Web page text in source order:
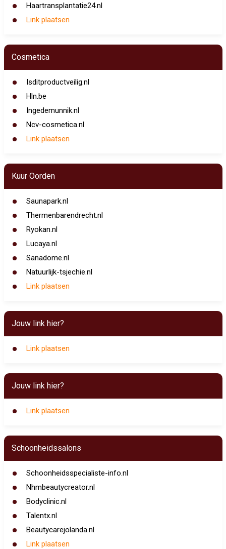
Haartransplantatie24.nl
Link plaatsen
Cosmetica
Isditproductveilig.nl
Hln.be
Ingedemunnik.nl
Ncv-cosmetica.nl
Link plaatsen
Kuur Oorden
Saunapark.nl
Thermenbarendrecht.nl
Ryokan.nl
Lucaya.nl
Sanadome.nl
Natuurlijk-tsjechie.nl
Link plaatsen
Jouw link hier?
Link plaatsen
Jouw link hier?
Link plaatsen
Schoonheidssalons
Schoonheidsspecialiste-info.nl
Nhmbeautycreator.nl
Bodyclinic.nl
Talentx.nl
Beautycarejolanda.nl
Link plaatsen